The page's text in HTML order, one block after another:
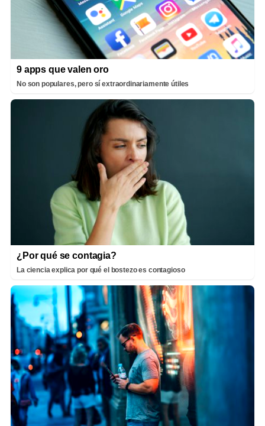
9 apps que valen oro
No son populares, pero sí extraordinariamente útiles
¿Por qué se contagia?
La ciencia explica por qué el bostezo es contagioso